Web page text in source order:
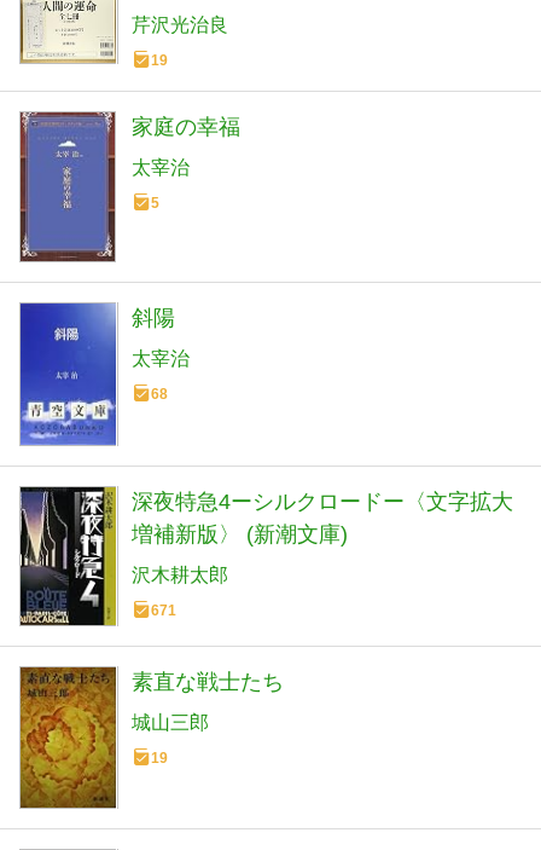
芹沢光治良
19
家庭の幸福
太宰治
5
斜陽
太宰治
68
深夜特急4ーシルクロードー〈文字拡大
増補新版〉 (新潮文庫)
沢木耕太郎
671
素直な戦士たち
城山三郎
19